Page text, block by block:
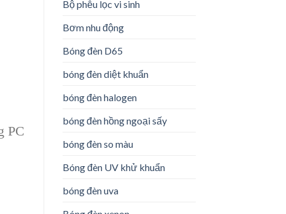
Bộ phễu lọc vi sinh
Bơm nhu động
Bóng đèn D65
bóng đèn diệt khuẩn
bóng đèn halogen
bóng đèn hồng ngoại sấy
bóng đèn so màu
Bóng đèn UV khử khuẩn
bóng đèn uva
PC